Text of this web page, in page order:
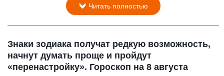
Читать полностью
Знаки зодиака получат редкую возможность,
начнут думать проще и пройдут
«перенастройку». Гороскоп на 8 августа